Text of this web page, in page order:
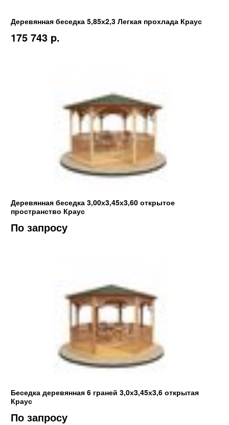
Деревянная беседка 5,85х2,3 Легкая прохлада Краус
175 743 p.
Деревянная беседка 3,00х3,45х3,60 открытое
пространство Краус
По запросу
Беседка деревянная 6 граней 3,0х3,45х3,6 открытая
Краус
По запросу